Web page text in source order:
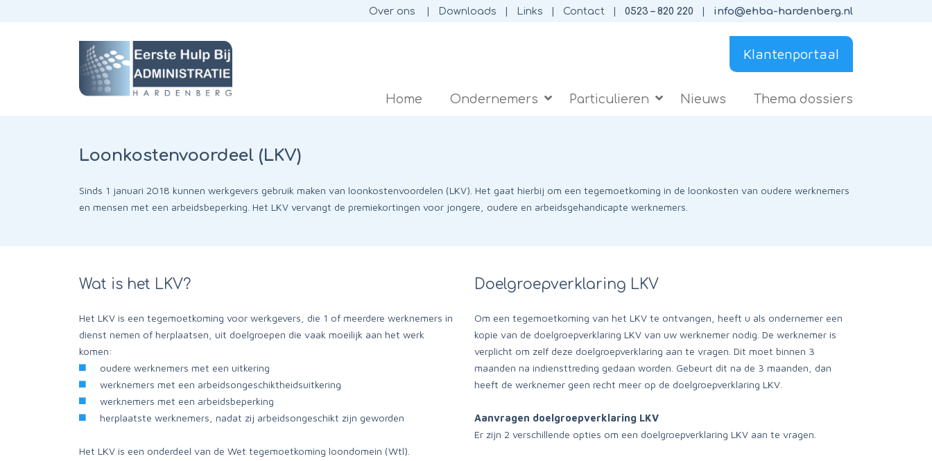
Over ons Downloads Links Contact 0523 – 820 220 info@ehba-hardenberg.nl
Klantenportaal
Home Ondernemers Particulieren Nieuws Thema dossiers
Loonkostenvoordeel (LKV)
Sinds 1 januari 2018 kunnen werkgevers gebruik maken van loonkostenvoordelen (LKV). Het gaat hierbij om een tegemoetkoming in de loonkosten van oudere werknemers
en mensen met een arbeidsbeperking. Het LKV vervangt de premiekortingen voor jongere, oudere en arbeidsgehandicapte werknemers.
Wat is het LKV?
Het LKV is een tegemoetkoming voor werkgevers, die 1 of meerdere werknemers in
dienst nemen of herplaatsen, uit doelgroepen die vaak moeilijk aan het werk
komen:
oudere werknemers met een uitkering
werknemers met een arbeidsongeschiktheidsuitkering
werknemers met een arbeidsbeperking
herplaatste werknemers, nadat zij arbeidsongeschikt zijn geworden
Het LKV is een onderdeel van de Wet tegemoetkoming loondomein (Wtl).
Doelgroepverklaring LKV
Om een tegemoetkoming van het LKV te ontvangen, heeft u als ondernemer een
kopie van de doelgroepverklaring LKV van uw werknemer nodig. De werknemer is
verplicht om zelf deze doelgroepverklaring aan te vragen. Dit moet binnen 3
maanden na indiensttreding gedaan worden. Gebeurt dit na de 3 maanden, dan
heeft de werknemer geen recht meer op de doelgroepverklaring LKV.
Aanvragen doelgroepverklaring LKV
Er zijn 2 verschillende opties om een doelgroepverklaring LKV aan te vragen.